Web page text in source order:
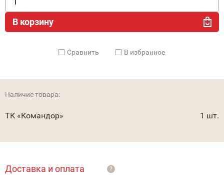
В корзину
Cравнить В избранное
Наличие товара:
ТК «Командор» 1 шт.
Доставка и оплата ?